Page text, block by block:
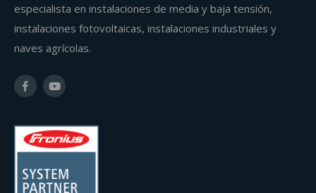
especialista en instalaciones de media y baja tensión,
instalaciones fotovoltaicas, instalaciones industriales y
naves agrícolas.